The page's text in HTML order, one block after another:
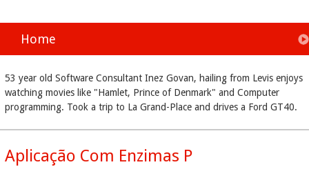
Home
53 year old Software Consultant Inez Govan, hailing from Levis enjoys
watching movies like "Hamlet, Prince of Denmark" and Computer
programming. Took a trip to La Grand-Place and drives a Ford GT40.
Aplicação Com Enzimas P